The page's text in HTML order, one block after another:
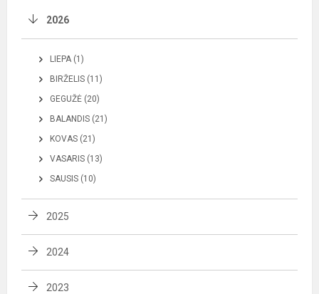
2026
LIEPA (1)
BIRŽELIS (11)
GEGUŽĖ (20)
BALANDIS (21)
KOVAS (21)
VASARIS (13)
SAUSIS (10)
2025
2024
2023